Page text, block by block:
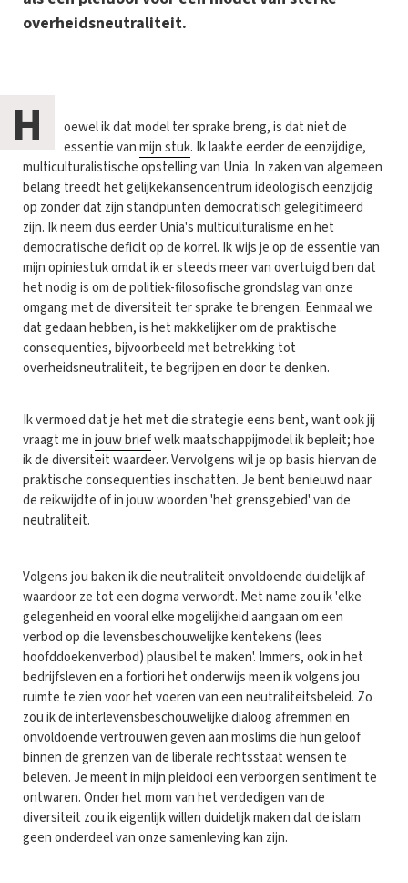
overheidsneutraliteit.
H
oewel ik dat model ter sprake breng, is dat niet de
essentie vanmijn stuk. Ik laakte eerder de eenzijdige,
multiculturalistische opstelling van Unia. In zaken van algemeen
belang treedt het gelijkekansencentrum ideologisch eenzijdig
op zonder dat zijn standpunten democratisch gelegitimeerd
zijn. Ik neem dus eerder Unia's multiculturalisme en het
democratische deficit op de korrel. Ik wijs je op de essentie van
mijn opiniestuk omdat ik er steeds meer van overtuigd ben dat
het nodig is om de politiek-filosofische grondslag van onze
omgang met de diversiteit ter sprake te brengen. Eenmaal we
dat gedaan hebben, is het makkelijker om de praktische
consequenties, bijvoorbeeld met betrekking tot
overheidsneutraliteit, te begrijpen en door te denken.
Ik vermoed dat je het met die strategie eens bent, want ook jij
vraagt me injouw briefwelk maatschappijmodel ik bepleit; hoe
ik de diversiteit waardeer. Vervolgens wil je op basis hiervan de
praktische consequenties inschatten. Je bent benieuwd naar
de reikwijdte of in jouw woorden 'het grensgebied' van de
neutraliteit.
Volgens jou baken ik die neutraliteit onvoldoende duidelijk af
waardoor ze tot een dogma verwordt. Met name zou ik 'elke
gelegenheid en vooral elke mogelijkheid aangaan om een
verbod op die levensbeschouwelijke kentekens (lees
hoofddoekenverbod) plausibel te maken'. Immers, ook in het
bedrijfsleven en a fortiori het onderwijs meen ik volgens jou
ruimte te zien voor het voeren van een neutraliteitsbeleid. Zo
zou ik de interlevensbeschouwelijke dialoog afremmen en
onvoldoende vertrouwen geven aan moslims die hun geloof
binnen de grenzen van de liberale rechtsstaat wensen te
beleven. Je meent in mijn pleidooi een verborgen sentiment te
ontwaren. Onder het mom van het verdedigen van de
diversiteit zou ik eigenlijk willen duidelijk maken dat de islam
geen onderdeel van onze samenleving kan zijn.